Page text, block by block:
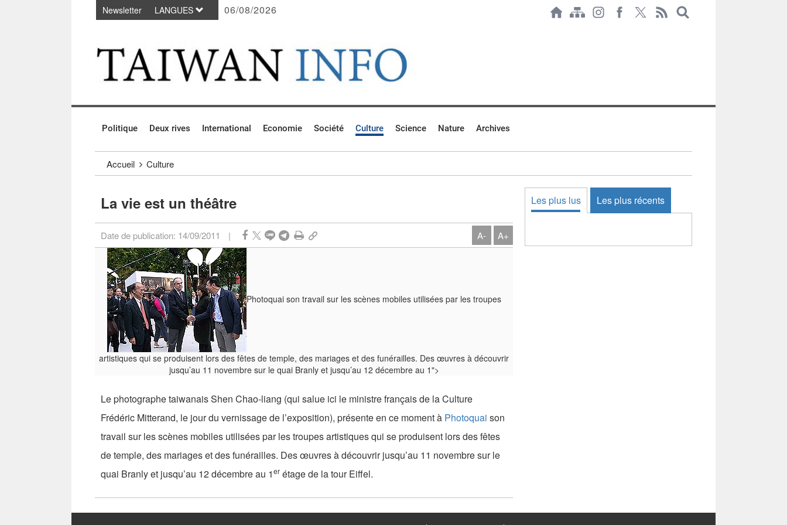
Passer au contenu principal
Newsletter LANGUES 06/08/2026
Politique Deux rives International Economie Société Culture Science Nature Archives
Accueil Culture
La vie est un théâtre
Date de publication: 14/09/2011 | A- A+
Photoquai son travail sur les scènes mobiles utilisées par les troupes
artistiques qui se produisent lors des fêtes de temple, des mariages et des funérailles. Des œuvres à découvrir
jusqu’au 11 novembre sur le quai Branly et jusqu’au 12 décembre au 1">
Le photographe taiwanais Shen Chao-liang (qui salue ici le ministre français de la Culture
Frédéric Mitterand, le jour du vernissage de l’exposition), présente en ce moment à Photoquai son
travail sur les scènes mobiles utilisées par les troupes artistiques qui se produisent lors des fêtes
de temple, des mariages et des funérailles. Des œuvres à découvrir jusqu’au 11 novembre sur le
quai Branly et jusqu’au 12 décembre au 1er étage de la tour Eiffel.
Les plus lus Les plus récents